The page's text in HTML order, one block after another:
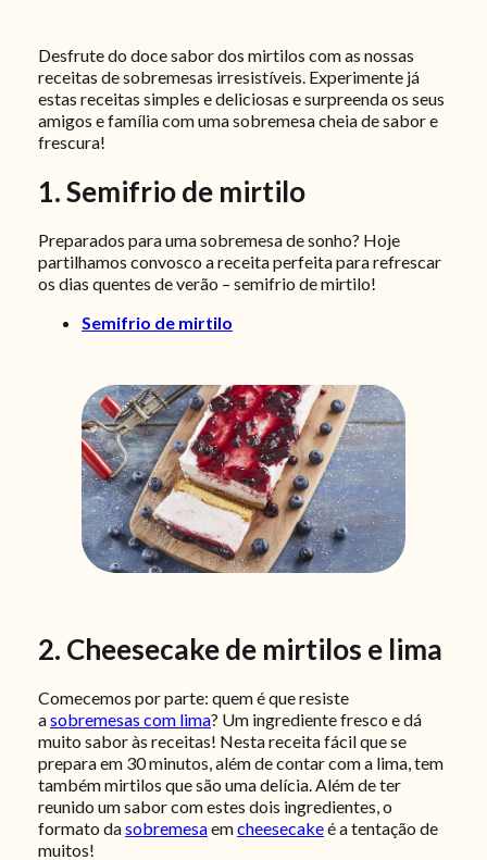
Desfrute do doce sabor dos mirtilos com as nossas
receitas de sobremesas irresistíveis. Experimente já
estas receitas simples e deliciosas e surpreenda os seus
amigos e família com uma sobremesa cheia de sabor e
frescura!
1. Semifrio de mirtilo
Preparados para uma sobremesa de sonho? Hoje
partilhamos convosco a receita perfeita para refrescar
os dias quentes de verão – semifrio de mirtilo!
Semifrio de mirtilo
2. Cheesecake de mirtilos e lima
Comecemos por parte: quem é que resiste
asobremesas com lima? Um ingrediente fresco e dá
muito sabor às receitas! Nesta receita fácil que se
prepara em 30 minutos, além de contar com a lima, tem
também mirtilos que são uma delícia. Além de ter
reunido um sabor com estes dois ingredientes, o
formato dasobremesaemcheesecakeé a tentação de
muitos!